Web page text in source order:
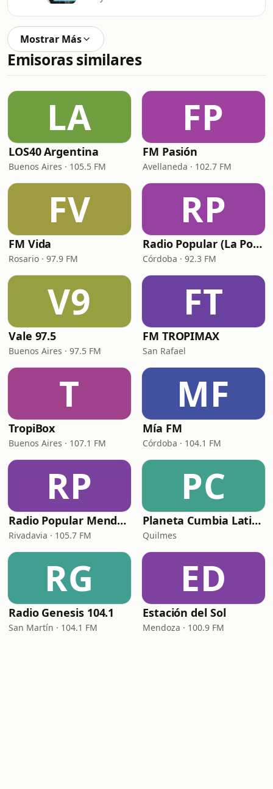
Mostrar Más
Emisoras similares
LA
LOS40 Argentina
Buenos Aires · 105.5 FM
FP
FM Pasión
Avellaneda · 102.7 FM
FV
FM Vida
Rosario · 97.9 FM
RP
Radio Popular (La Popu)
Córdoba · 92.3 FM
V9
Vale 97.5
Buenos Aires · 97.5 FM
FT
FM TROPIMAX
San Rafael
T
TropiBox
Buenos Aires · 107.1 FM
MF
Mía FM
Córdoba · 104.1 FM
RP
Radio Popular Mendoza
Rivadavia · 105.7 FM
PC
Planeta Cumbia Latina
Quilmes
RG
Radio Genesis 104.1
San Martín · 104.1 FM
ED
Estación del Sol
Mendoza · 100.9 FM